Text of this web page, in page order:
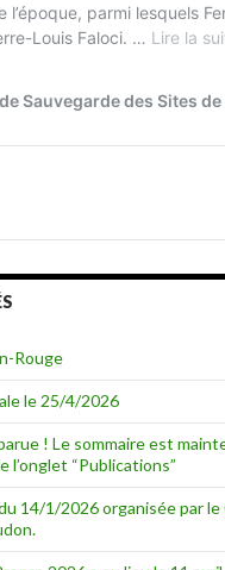
Rouge
le 25/4/2026
! Le sommaire est
l’onglet “Publications”
14/1/2026 organisée par le